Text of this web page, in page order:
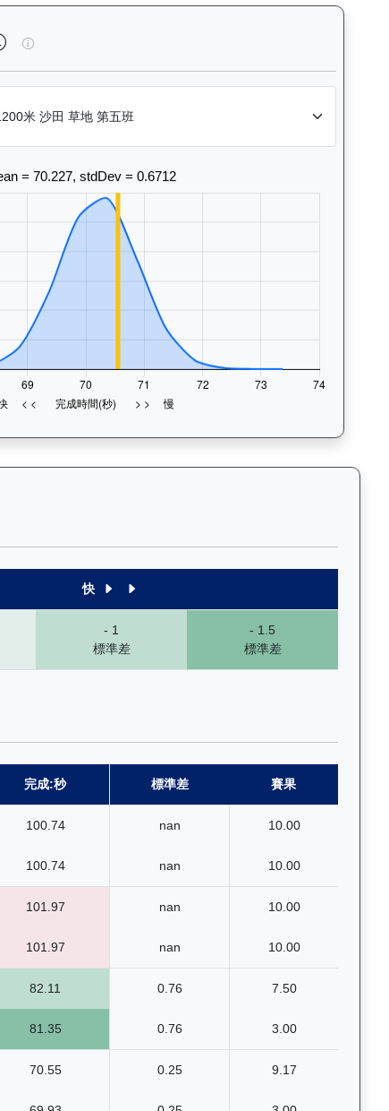
位變化趨勢，分析馬匹的跑法風格和衝線
後無來者（K049）— 完成時間標準差分析
地的詳細分段時間（末1段至末4段），以
快
- 1
標準差
- 1.5
標準差
完成:秒 標準差 賽果
100.74 nan 10.00
100.74 nan 10.00
101.97 nan 10.00
101.97 nan 10.00
82.11 0.76 7.50
81.35 0.76 3.00
70.55 0.25 9.17